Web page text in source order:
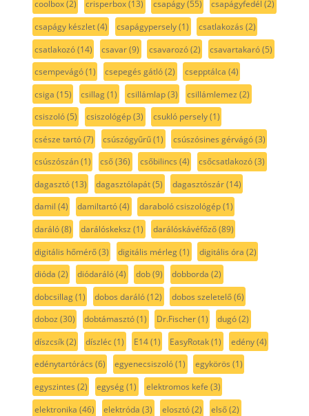
coolbox(2) crisperbox(13) csapágy(55) csapágyfedél (2)
csapágy készlet(4) csapágypersely(1) csatlakozás (2)
csatlakozó(14) csavar(9) csavarozó(2) csavartakaró(5)
csempevágó(1) csepegés gátló(2) csepptálca (4)
csiga (15) csillag(1) csillámlap(3) csillámlemez (2)
csiszoló(5) csiszológép(3) csukló persely(1)
csésze tartó(7) csúszógyűrű(1) csúszósines gérvágó(3)
csúszószán(1) cső(36) csőbilincs (4) csőcsatlakozó(3)
dagasztó(13) dagasztólapát(5) dagasztószár(14)
damil (4) damiltartó(4) daraboló csiszológép(1)
daráló(8) darálóskeksz (1) darálóskávéfőző(89)
digitális hőmérő(3) digitális mérleg(1) digitális óra (2)
dióda (2) diódaráló(4) dob(9) dobborda (2)
dobcsillag(1) dobos daráló(12) dobos szeletelő(6)
doboz (30) dobtámasztó(1) Dr.Fischer(1) dugó(2)
díszcsík(2) díszléc(1) E14(1) EasyRotak(1) edény(4)
edénytartórács (6) egyenecsiszoló(1) egykörös (1)
egyszintes (2) egység(1) elektromos kefe (3)
elektronika (46) elektróda (3) elosztó(2) első(2)